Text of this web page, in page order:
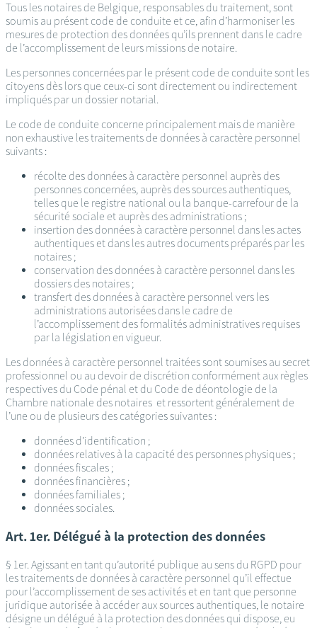
Tous les notaires de Belgique, responsables du traitement, sont
soumis au présent code de conduite et ce, afin d’harmoniser les
mesures de protection des données qu’ils prennent dans le cadre
de l’accomplissement de leurs missions de notaire.
Les personnes concernées par le présent code de conduite sont les
citoyens dès lors que ceux-ci sont directement ou indirectement
impliqués par un dossier notarial.
Le code de conduite concerne principalement mais de manière
non exhaustive les traitements de données à caractère personnel
suivants :
récolte des données à caractère personnel auprès des
personnes concernées, auprès des sources authentiques,
telles que le registre national ou la banque-carrefour de la
sécurité sociale et auprès des administrations ;
insertion des données à caractère personnel dans les actes
authentiques et dans les autres documents préparés par les
notaires ;
conservation des données à caractère personnel dans les
dossiers des notaires ;
transfert des données à caractère personnel vers les
administrations autorisées dans le cadre de
l’accomplissement des formalités administratives requises
par la législation en vigueur.
Les données à caractère personnel traitées sont soumises au secret
professionnel ou au devoir de discrétion conformément aux règles
respectives du Code pénal et du Code de déontologie de la
Chambre nationale des notaires et ressortent généralement de
l’une ou de plusieurs des catégories suivantes :
données d’identification ;
données relatives à la capacité des personnes physiques ;
données fiscales ;
données financières ;
données familiales ;
données sociales.
Art. 1er. Délégué à la protection des données
§ 1er. Agissant en tant qu’autorité publique au sens du RGPD pour
les traitements de données à caractère personnel qu’il effectue
pour l’accomplissement de ses activités et en tant que personne
juridique autorisée à accéder aux sources authentiques, le notaire
désigne un délégué à la protection des données qui dispose, eu